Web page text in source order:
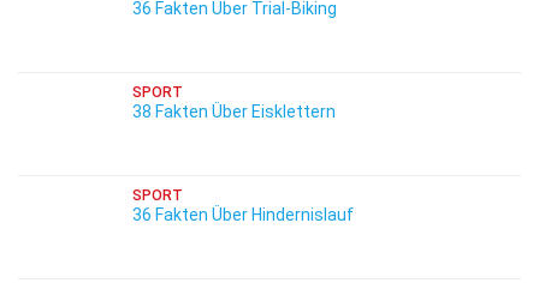
36 Fakten Über Trial-Biking
SPORT
38 Fakten Über Eisklettern
SPORT
36 Fakten Über Hindernislauf